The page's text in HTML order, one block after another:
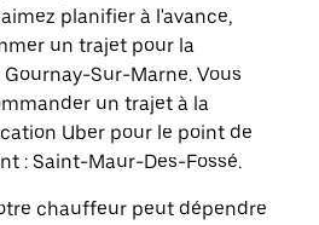
planifier à l'avance,
un trajet pour la
Sur-Marne. Vous
un trajet à la
Uber pour le point de
: Saint-Maur-Des-Fossé.
chauffeur peut dépendre